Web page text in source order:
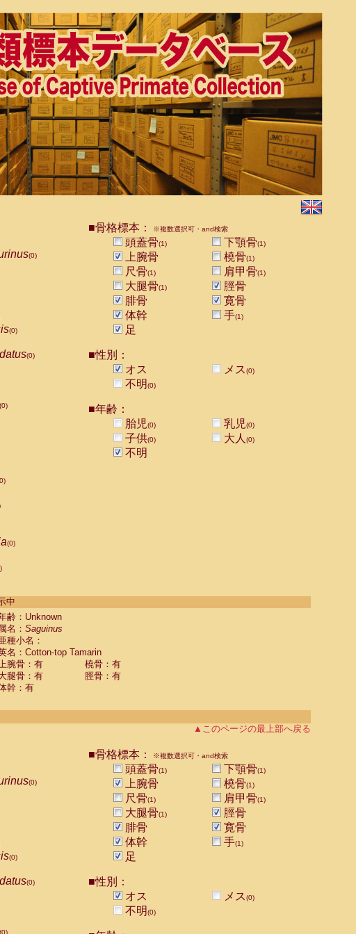
(0)
(0)
(0)
(0)
(0)
■骨格標本： ※複数選択可・and検索
頭蓋骨(1) 下顎骨(1)
上腕骨 橈骨(1)
尺骨(1) 肩甲骨(1)
大腿骨(1)
脛骨
腓骨
寛骨
体幹
手(1)
足
■性別：
オス
メス(0)
不明(0)
■年齢：
胎児(0) 乳児(0)
子供(0) 大人 (0)
不明
中
齢：Unknown
名： Saguinus
種小名：
名：Cotton-top Tamarin
腕骨：有
橈骨：有
腿骨：有
脛骨：有
幹：有
▲このページの最上部へ戻る
(0)
(0)
(0)
(0)
■骨格標本： ※複数選択可・and検索
頭蓋骨(1) 下顎骨(1)
上腕骨 橈骨(1)
尺骨(1) 肩甲骨(1)
大腿骨(1)
脛骨
腓骨
寛骨
体幹
手(1)
足
■性別：
オス
メス(0)
不明(0)